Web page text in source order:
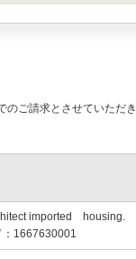
ご請求とさせていただ
imported housing.
：1667630001